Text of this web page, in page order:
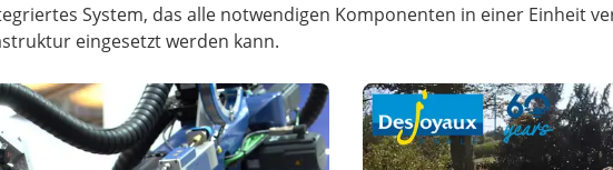
System, das alle notwendigen Komponenten in einer Einheit
eingesetzt werden kann.